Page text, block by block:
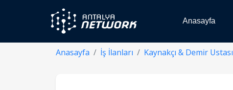
Anasayfa
Anasayfa İş İlanları Kaynakçı & Demir Ustası